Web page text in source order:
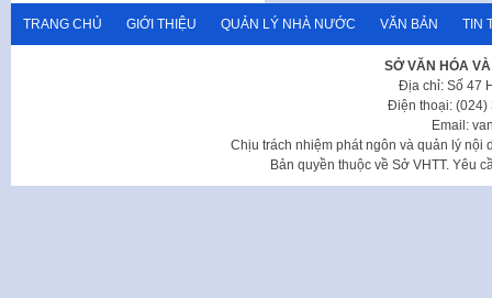
TRANG CHỦ GIỚI THIỆU QUẢN LÝ NHÀ NƯỚC VĂN BẢN TIN
SỞ VĂN HÓA
Địa chỉ: Số 47
Điện thoại: (024)
Email:
Chịu trách nhiệm phát ngôn và quản lý nội
Bản quyền thuộc về Sở VHTT. Yêu